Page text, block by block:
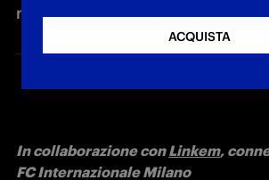
nelle nostre Instagram Stories
In collaborazione con Linkem,
FC Internazionale Milano
ACQUISTA